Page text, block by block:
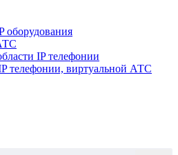
оборудования
IP телефонии
телефонии, виртуальной АТС